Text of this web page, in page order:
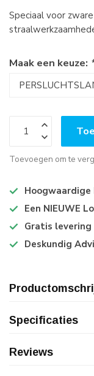
Speciaal voor
Maak een keuze: *
Toevoegen om te
Een NIEUWE
Gratis levering
Deskundig
Specificaties
Reviews